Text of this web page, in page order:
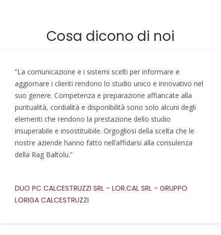
Cosa dicono di noi
“La comunicazione e i sistemi scelti per informare e
aggiornare i clienti rendono lo studio unico e innovativo nel
suo genere. Competenza e preparazione affiancate alla
puntualità, cordialità e disponibilità sono solo alcuni degli
elementi che rendono la prestazione dello studio
insuperabile e insostituibile. Orgogliosi della scelta che le
nostre aziende hanno fatto nell’affidarsi alla consulenza
della Rag Baltolu.”
DUO PC CALCESTRUZZI SRL - LOR.CAL SRL - GRUPPO
LORIGA CALCESTRUZZI